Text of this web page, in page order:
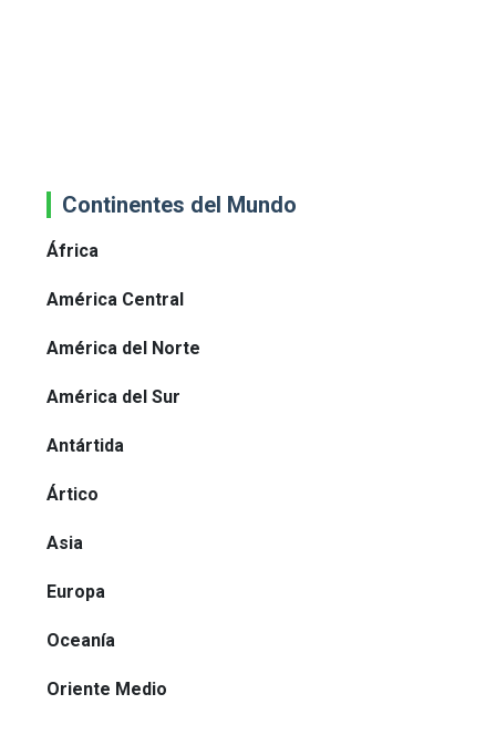
Continentes del Mundo
África
América Central
América del Norte
América del Sur
Antártida
Ártico
Asia
Europa
Oceanía
Oriente Medio